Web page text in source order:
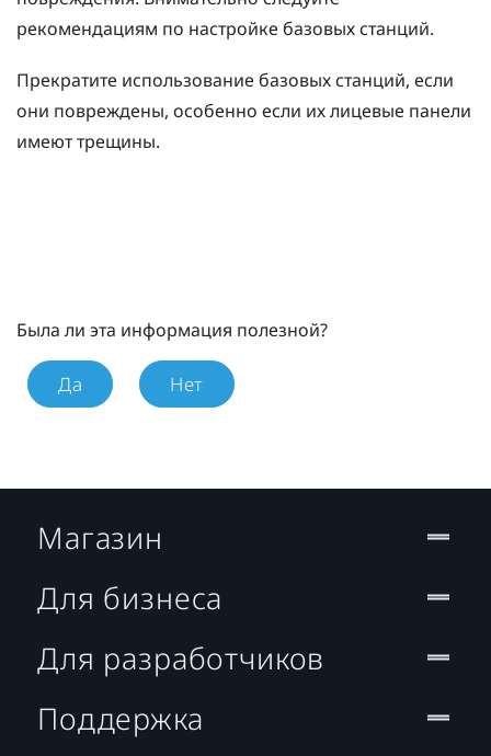
рекомендациям по настройке базовых станций.
Прекратите использование базовых станций, если
они повреждены, особенно если их лицевые панели
имеют трещины.
Была ли эта информация полезной?
Да Нет
Магазин
Для бизнеса
Для разработчиков
Поддержка